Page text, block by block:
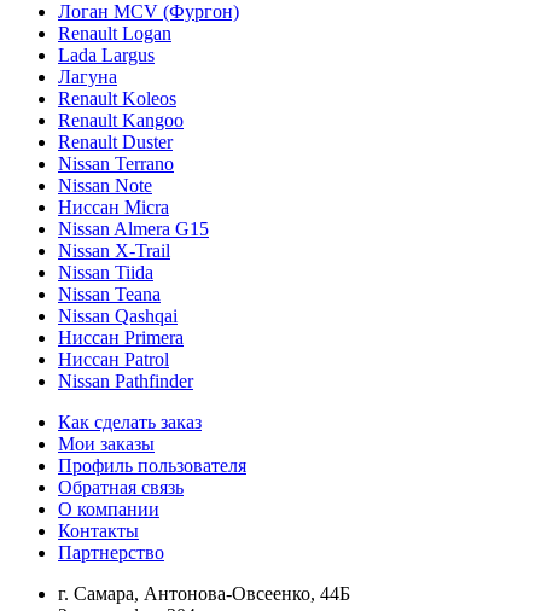
Логан МСV (Фургон)
Renault Logan
Lada Largus
Лагуна
Renault Koleos
Renault Kangoo
Renault Duster
Nissan Terrano
Nissan Note
Ниссан Micra
Nissan Almera G15
Nissan X-Trail
Nissan Tiida
Nissan Teana
Nissan Qashqai
Ниссан Primera
Ниссан Patrol
Nissan Pathfinder
Как сделать заказ
Мои заказы
Профиль пользователя
Обратная связь
О компании
Контакты
Партнерство
г. Самара, Антонова-Овсеенко, 44Б